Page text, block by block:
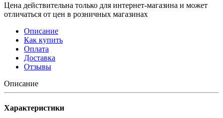
Цена действительна только для интернет-магазина и может
отличаться от цен в розничных магазинах
Описание
Как купить
Оплата
Доставка
Отзывы
Описание
Характеристики